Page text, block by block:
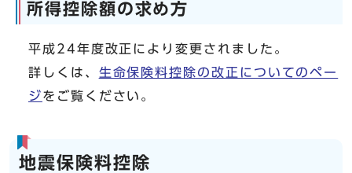
所得控除額の求め方
平成24年度改正により変更されました。
詳しくは、 生命保険料控除の改正についてのペー
ジをご覧ください。
地震保険料控除